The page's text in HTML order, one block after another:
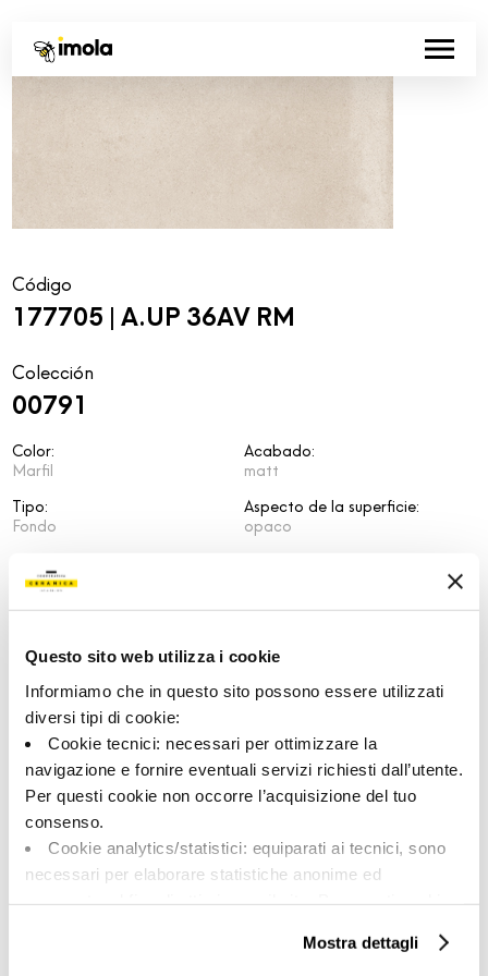
Questo sito web utilizza i cookie
Informiamo che in questo sito possono essere utilizzati
diversi tipi di cookie:
Cookie tecnici: necessari per ottimizzare la
navigazione e fornire eventuali servizi richiesti dall’utente.
Per questi cookie non occorre l’acquisizione del tuo
consenso.
Cookie analytics/statistici: equiparati ai tecnici, sono
necessari per elaborare statistiche anonime ed
Cookie di profilazione/marketing: sono utilizzati, solo
Mostra dettagli
Código
177705 | A.UP 36AV RM
Colección
00791
Color:
Marfil
Tipo:
Fondo
30.0x60.0
Acabado:
matt
Aspecto de la superficie:
opaco
Share: